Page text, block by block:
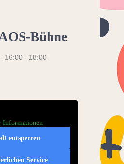
Bühne
16:00 - 18:00
Informationen
entsperren
Service